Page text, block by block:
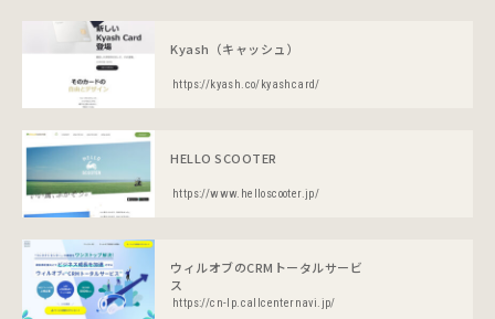
Kyash（キャッシュ）
https://kyash.co/kyashcard/
HELLO SCOOTER
https://www.helloscooter.jp/
ウィルオブのCRMトータルサービ
ス
https://cn-lp.callcenternavi.jp/